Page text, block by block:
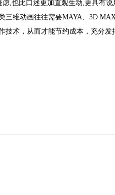
,也比口述更加直观生动,更具有
三维动画往往需要MAYA、3D
技术，从而才能节约成本，充分发